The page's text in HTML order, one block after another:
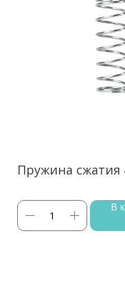
Пружина сжатия
В